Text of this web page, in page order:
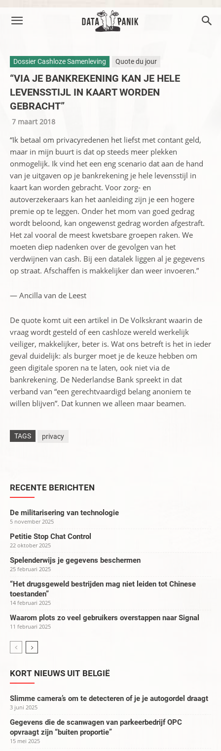
Dossier Cashloze Samenleving Quote du jour
“VIA JE BANKREKENING KAN JE HELE
LEVENSSTIJL IN KAART WORDEN
GEBRACHT”
7 maart 2018
“Ik betaal om privacyredenen het liefst met contant geld,
maar in mijn buurt is dat op steeds meer plekken
onmogelijk. Ik vind het een eng scenario dat aan de hand
van je uitgaven op je bankrekening je hele levensstijl in
kaart kan worden gebracht. Voor zorg- en
autoverzekeraars kan het aanleiding zijn je een hogere
premie op te leggen. Onder het mom van goed gedrag
wordt beloond, kan ongewenst gedrag worden afgestraft.
Het zal vooral de meest kwetsbare groepen raken. We
moeten diep nadenken over de gevolgen van het
verdwijnen van cash. Bij een datalek liggen al je gegevens
op straat. Afschaffen is makkelijker dan weer invoeren.”
— Ancilla van de Leest
De quote komt uit een artikel in De Volkskrant waarin de
vraag wordt gesteld of een cashloze wereld werkelijk
veiliger, makkelijker, beter is. Wat ons betreft is het in ieder
geval duidelijk: als burger moet je de keuze hebben om
geen digitale sporen na te laten, ook niet via de
bankrekening. De Nederlandse Bank spreekt in dat
verband van “een gerechtvaardigd belang anoniem te
willen blijven”. Dat kunnen we alleen maar beamen.
TAGS privacy
RECENTE BERICHTEN
De militarisering van technologie
5 november 2025
Petitie Stop Chat Control
22 oktober 2025
Spelenderwijs je gegevens beschermen
25 februari 2025
“Het drugsgeweld bestrijden mag niet leiden tot Chinese
toestanden”
14 februari 2025
Waarom plots zo veel gebruikers overstappen naar Signal
11 februari 2025
KORT NIEUWS UIT BELGIË
Slimme camera’s om te detecteren of je je autogordel draagt
3 juni 2025
Gegevens die de scanwagen van parkeerbedrijf OPC
opvraagt zijn “buiten proportie”
15 mei 2025